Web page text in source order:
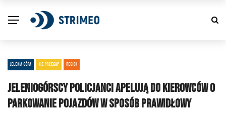
JELENIA GÓRA NIE PRZEGAP REGION
Jeleniogórscy policjanci apelują do kierowców o
parkowanie pojazdów w sposób prawidłowy